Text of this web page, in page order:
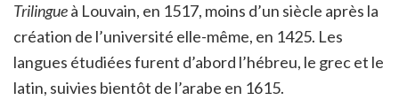
Trilingueà Louvain, en 1517, moins d’un siècle après la
création de l’université elle-même, en 1425. Les
langues étudiées furent d’abord l’hébreu, le grec et le
latin, suivies bientôt de l’arabe en 1615.